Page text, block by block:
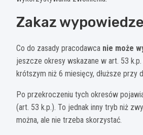
Zakaz
Co do zasady pracodawca nie może
jeszcze okresy wskazane w art. 53
krótszym niż 6 miesięcy, dłuższe przy
Po przekroczeniu tych okresów
(art. 53 k.p.). To jednak inny tryb niż
można, ale nie trzeba skorzystać.